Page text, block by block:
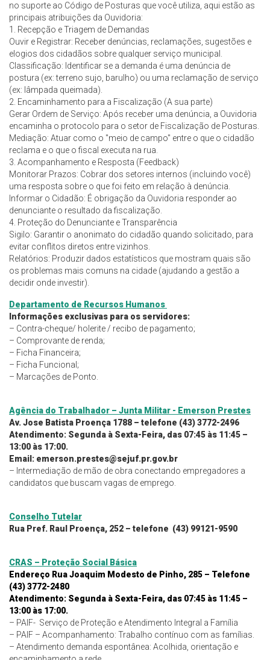
no suporte ao Código de Posturas que você utiliza, aqui estão as
principais atribuições da Ouvidoria:
1. Recepção e Triagem de Demandas
Ouvir e Registrar: Receber denúncias, reclamações, sugestões e
elogios dos cidadãos sobre qualquer serviço municipal.
Classificação: Identificar se a demanda é uma denúncia de
postura (ex: terreno sujo, barulho) ou uma reclamação de serviço
(ex: lâmpada queimada).
2. Encaminhamento para a Fiscalização (A sua parte)
Gerar Ordem de Serviço: Após receber uma denúncia, a Ouvidoria
encaminha o protocolo para o setor de Fiscalização de Posturas.
Mediação: Atuar como o "meio de campo" entre o que o cidadão
reclama e o que o fiscal executa na rua.
3. Acompanhamento e Resposta (Feedback)
Monitorar Prazos: Cobrar dos setores internos (incluindo você)
uma resposta sobre o que foi feito em relação à denúncia.
Informar o Cidadão: É obrigação da Ouvidoria responder ao
denunciante o resultado da fiscalização.
4. Proteção do Denunciante e Transparência
Sigilo: Garantir o anonimato do cidadão quando solicitado, para
evitar conflitos diretos entre vizinhos.
Relatórios: Produzir dados estatísticos que mostram quais são
os problemas mais comuns na cidade (ajudando a gestão a
decidir onde investir).
Departamento de Recursos Humanos
Informações exclusivas para os servidores:
– Contra-cheque/ holerite / recibo de pagamento;
– Comprovante de renda;
– Ficha Financeira;
– Ficha Funcional;
– Marcações de Ponto.
Agência do Trabalhador – Junta Militar - Emerson Prestes
Av. Jose Batista Proença 1788 – telefone (43) 3772-2496
Atendimento: Segunda à Sexta-Feira, das 07:45 às 11:45 –
13:00 às 17:00.
Email: emerson.prestes@sejuf.pr.gov.br
– Intermediação de mão de obra conectando empregadores a
candidatos que buscam vagas de emprego.
Conselho Tutelar
Rua Pref. Raul Proença, 252 – telefone (43) 99121-9590
CRAS – Proteção Social Básica
Endereço Rua Joaquim Modesto de Pinho, 285 – Telefone
(43) 3772-2480
Atendimento: Segunda à Sexta-Feira, das 07:45 às 11:45 –
13:00 às 17:00.
– PAIF- Serviço de Proteção e Atendimento Integral a Família
– PAIF – Acompanhamento: Trabalho contínuo com as famílias.
– Atendimento demanda espontânea: Acolhida, orientação e